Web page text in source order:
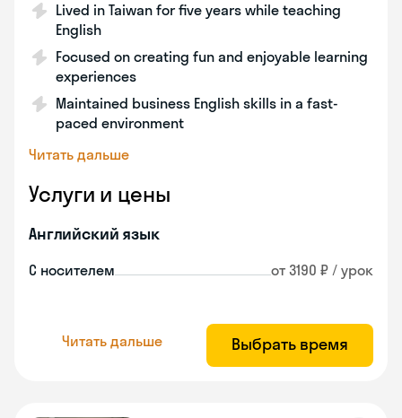
Lived in Taiwan for five years while teaching
English
Focused on creating fun and enjoyable learning
experiences
Maintained business English skills in a fast-
paced environment
Читать дальше
Услуги и цены
Английский язык
С носителем от 3190 ₽ / урок
Читать дальше Выбрать время